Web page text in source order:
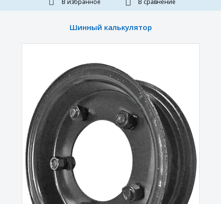
Шинный калькулятор